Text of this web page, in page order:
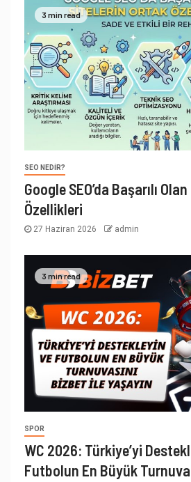
3 min read
SEO NEDIR?
Google SEO’da Başarılı
Özellikleri
27 Haziran 2026 admin
3 min read
SPOR
WC 2026: Türkiye’yi
Futbolun En Büyük